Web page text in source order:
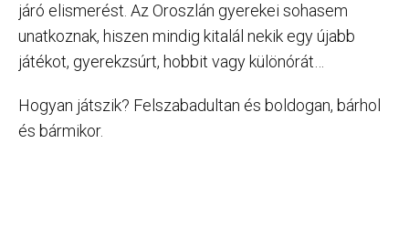
járó elismerést. Az Oroszlán gyerekei sohasem
unatkoznak, hiszen mindig kitalál nekik egy újabb
játékot, gyerekzsúrt, hobbit vagy különórát…
Hogyan játszik? Felszabadultan és boldogan, bárhol
és bármikor.